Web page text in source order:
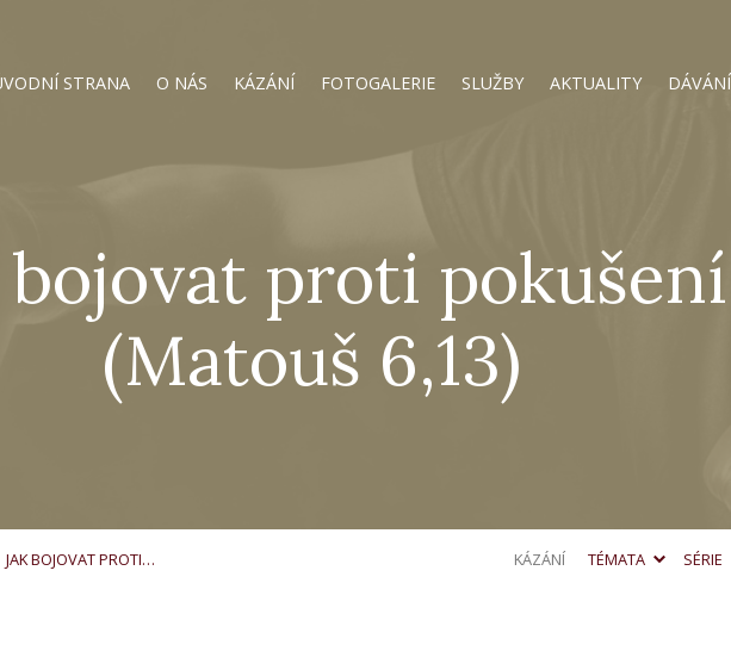
STRANA O NÁS KÁZÁNÍ FOTOGALERIE SLUŽBY AKTUALITY DÁVÁNÍ
bojovat proti pokušení
(Matouš 6,13)
JAK BOJOVAT PROTI… KÁZÁNÍ TÉMATA SÉRIE